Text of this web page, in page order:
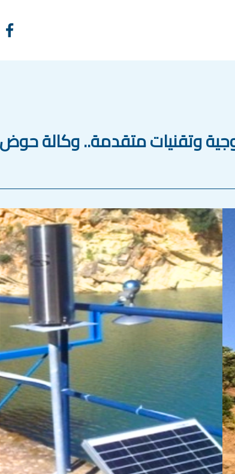
هيدرولوجية وتقنيات متقدمة..